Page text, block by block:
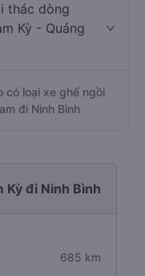
thác dòng
Kỳ - Quảng
có loại xe ghế ngồi
đi Ninh Bình
đi Ninh Bình
685 km